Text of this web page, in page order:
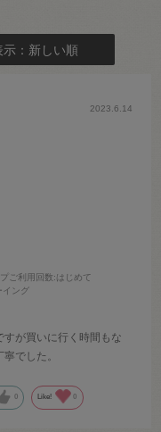
示：新しい順
ご利用回数:はじめて
イング
2023.6.14
が買いに行く時間もな
でした。
0 Like! 0